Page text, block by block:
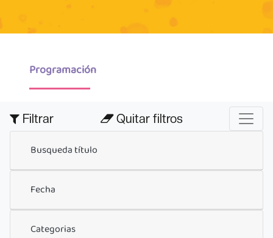
Programación
Filtrar Quitar filtros
Busqueda título
Fecha
Categorias